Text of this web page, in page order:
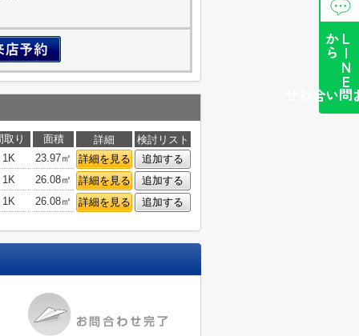
取り 面積 詳細
検討リスト
1K
23.97㎡ 詳細を見る
追加する
1K
26.08㎡ 詳細を見る
追加する
1K
26.08㎡ 詳細を見る 追加する
L
I
N
E
か
ら